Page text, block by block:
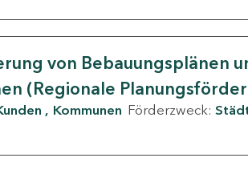
von Bebauungsplänen
(Regionale
Kommunen Förderzweck: